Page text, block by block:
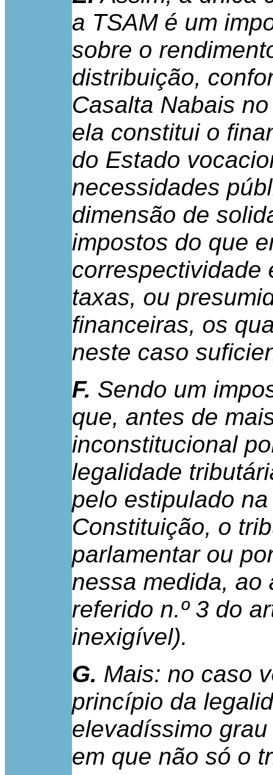
a TSAM é um
sobre o
distribuição,
Casalta Nabais
ela constitui o
do Estado
necessidades
dimensão de
impostos do que
correspectividade
taxas, ou
financeiras, os
neste caso
F. Sendo um
que, antes de
inconstitucional
legalidade
pelo estipulado
Constituição, o
parlamentar ou
nessa medida, ao
referido n.º 3 do
inexigível).
G. Mais: no caso
princípio da
elevadíssimo
em que não só o